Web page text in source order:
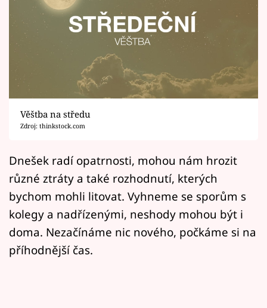
Seriály
Horoskopy
Sledujte prima+
Filmový festival Karlovy Vary
Mámy sobě
Přihlášení
Sledujte nás
Věštba na středu
Zdroj: thinkstock.com
Dnešek radí opatrnosti, mohou nám hrozit
různé ztráty a také rozhodnutí, kterých
bychom mohli litovat. Vyhneme se sporům s
kolegy a nadřízenými, neshody mohou být i
doma. Nezačínáme nic nového, počkáme si na
příhodnější čas.